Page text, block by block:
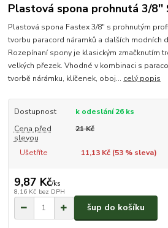
Plastová spona prohnutá 3/8''
Plastová spona Fastex 3/8" s prohnutým
tvorbu paracord náramků a dalších modních
Rozepínaní spony je klasickým zmačknutím
velkých přezek. Vhodné v kombinaci s
tvorbě nárámku, klíčenek, oboj... celý popis
Dostupnost
k odeslání 26 ks
Cena před
slevou
21 Kč
Ušetříte 11,13 Kč (53% sleva)
9,87 Kč/ks
8,16 Kč bez DPH
šup do košíku